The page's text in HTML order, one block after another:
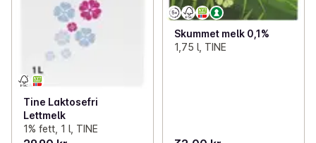
Tine Laktosefri
Lettmelk
1% fett, 1 l, TINE
Skummet melk 0,1%
1,75 l, TINE